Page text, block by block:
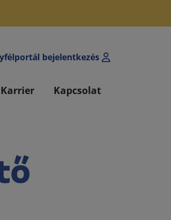
bejelentkezés
Karrier Kapcsolat